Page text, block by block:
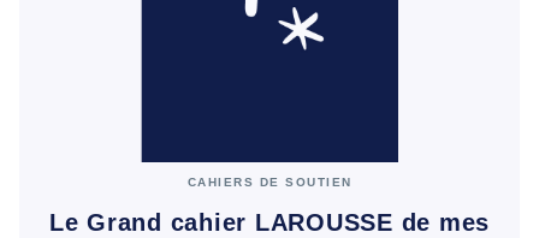
CAHIERS DE SOUTIEN
Le Grand cahier LAROUSSE de mes